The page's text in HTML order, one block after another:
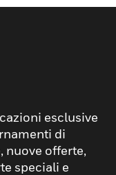
esclusive
di
nuove offerte,
speciali e